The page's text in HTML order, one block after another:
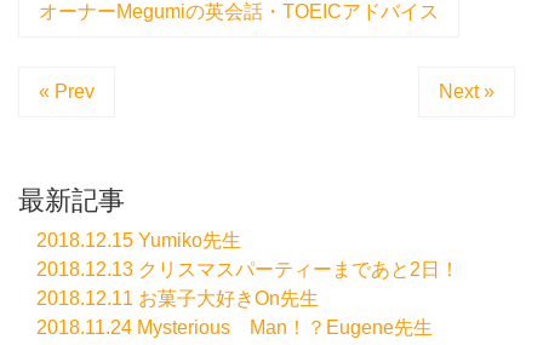
オーナーMegumiの英会話・TOEICアドバイス
« Prev Next »
最新記事
2018.12.15 Yumiko先生
2018.12.13 クリスマスパーティーまであと2日！
2018.12.11 お菓子大好きOn先生
2018.11.24 Mysterious Man！？Eugene先生